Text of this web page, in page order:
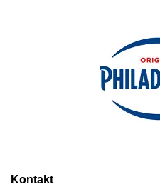
Kontakt